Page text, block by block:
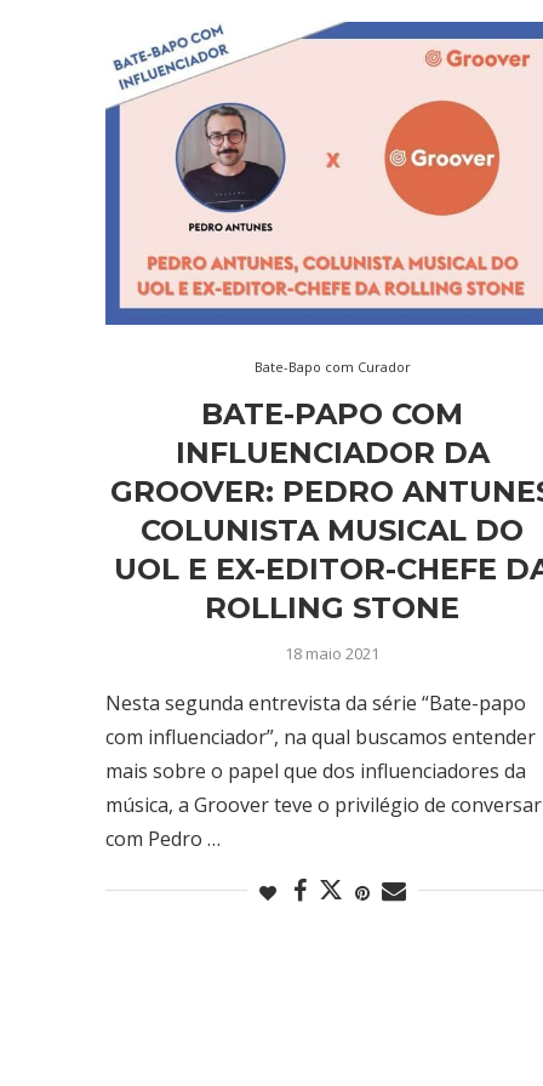
Bate-Bapo com Curador
BATE-PAPO COM
INFLUENCIADOR DA
GROOVER: PEDRO
COLUNISTA MUSICAL DO
UOL E EX-EDITOR-CHEFE
ROLLING STONE
18 maio 2021
Nesta segunda entrevista da série “Bate-papo
com influenciador”, na qual buscamos entender
mais sobre o papel que dos influenciadores da
música, a Groover teve o privilégio de conversar
com Pedro …